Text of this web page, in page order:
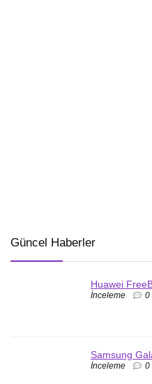
Güncel Haberler
Huawei
İnceleme 0
Samsung
İnceleme 0